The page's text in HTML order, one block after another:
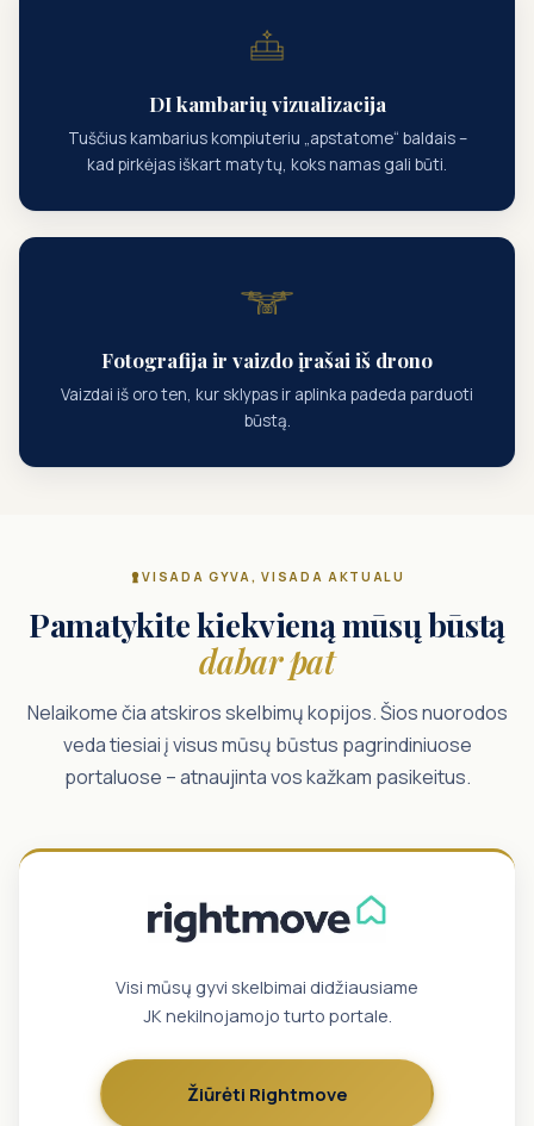
DI kambarių vizualizacija
Tuščius kambarius kompiuteriu „apstatome“ baldais –
kad pirkėjas iškart matytų, koks namas gali būti.
Fotografija ir vaizdo įrašai iš drono
Vaizdai iš oro ten, kur sklypas ir aplinka padeda parduoti
būstą.
VISADA GYVA, VISADA AKTUALU
Pamatykite kiekvieną mūsų būstą
dabar pat
Nelaikome čia atskiros skelbimų kopijos. Šios nuorodos
veda tiesiai į visus mūsų būstus pagrindiniuose
portaluose – atnaujinta vos kažkam pasikeitus.
Visi mūsų gyvi skelbimai didžiausiame
JK nekilnojamojo turto portale.
Žiūrėti Rightmove